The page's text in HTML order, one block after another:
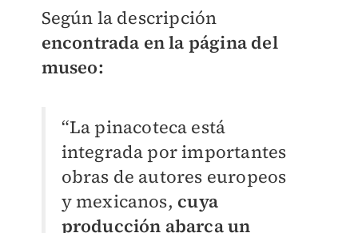
Según la descripción
encontrada en la página del
museo:
“La pinacoteca está
integrada por importantes
obras de autores europeos
y mexicanos, cuya
producción abarca un